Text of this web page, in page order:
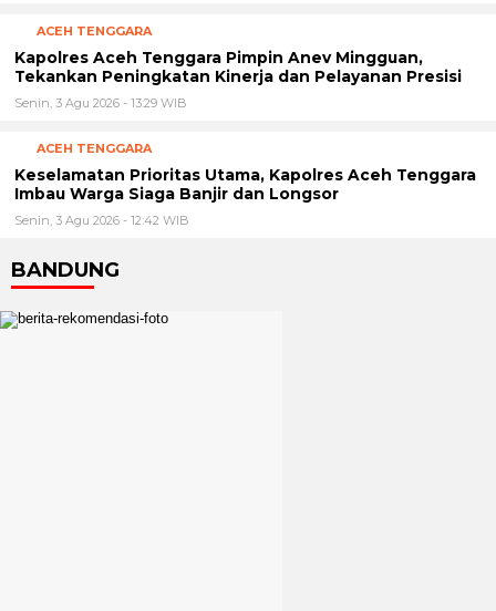
ACEH TENGGARA
Kapolres Aceh Tenggara Pimpin Anev Mingguan,
Tekankan Peningkatan Kinerja dan Pelayanan Presisi
Senin, 3 Agu 2026 - 13:29 WIB
ACEH TENGGARA
Keselamatan Prioritas Utama, Kapolres Aceh Tenggara
Imbau Warga Siaga Banjir dan Longsor
Senin, 3 Agu 2026 - 12:42 WIB
BANDUNG